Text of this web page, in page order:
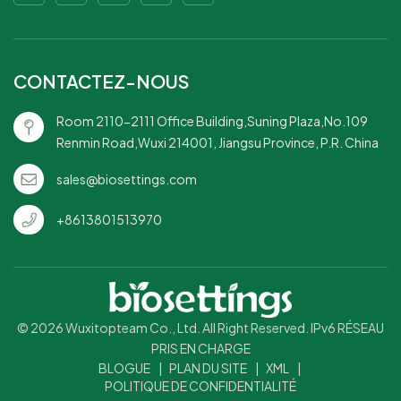
: construction fiable qui
aliments gras ou gras sans
résistance.Passe au micro-
ondes – Pratique pour
réchauffer les aliments,
ajoutant à sa polyvalence.
CONTACTEZ-NOUS
Room 2110-2111 Office Building,Suning Plaza,No.109
Renmin Road,Wuxi 214001, Jiangsu Province, P.R. China
sales@biosettings.com
+8613801513970
© 2026 Wuxitopteam Co., Ltd. All Right Reserved. IPv6 RÉSEAU
PRIS EN CHARGE
BLOGUE
PLAN DU SITE XML
POLITIQUE DE CONFIDENTIALITÉ